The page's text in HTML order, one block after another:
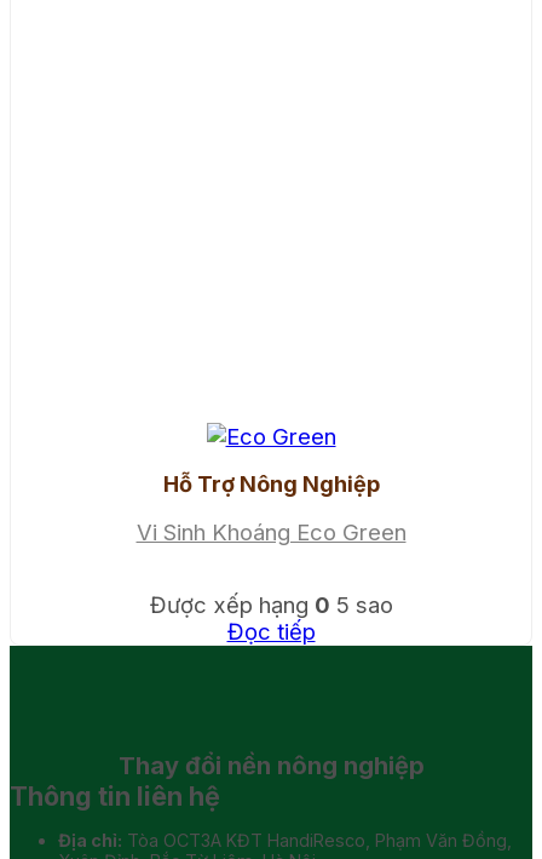
Hỗ Trợ Nông Nghiệp
Vi Sinh Khoáng Eco Green
Được xếp hạng 0 5 sao
Đọc tiếp
Thay đổi nền nông nghiệp
Thông tin liên hệ
Địa chỉ: Tòa OCT3A KĐT HandiResco, Phạm Văn Đồng,